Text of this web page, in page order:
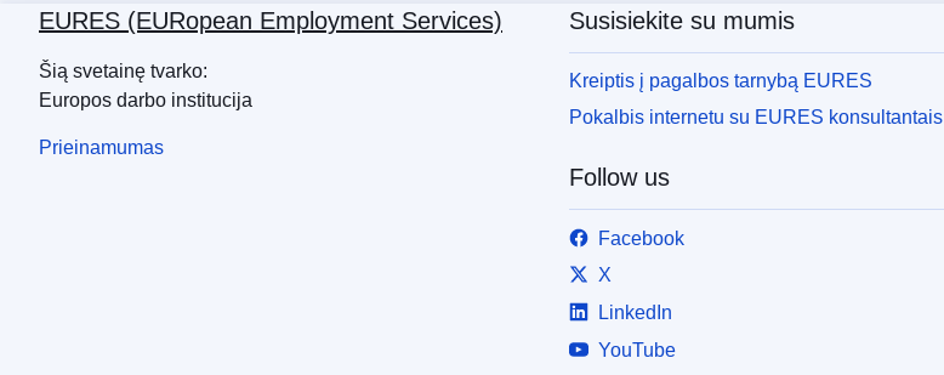
EURES (EURopean Employment Services)
Šią svetainę tvarko:
Europos darbo institucija
Prieinamumas
Susisiekite su mumis
Kreiptis į pagalbos tarnybą EURES
Pokalbis internetu su EURES konsultantais
Follow us
Facebook
X
LinkedIn
YouTube